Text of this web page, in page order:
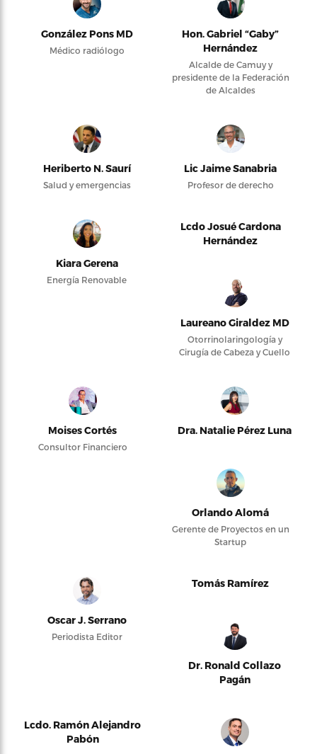
González Pons MD
Médico radiólogo
Hon. Gabriel “Gaby”
Hernández
Alcalde de Camuy y
presidente de la Federación
de Alcaldes
Heriberto N. Saurí
Salud y emergencias
Lic Jaime Sanabria
Profesor de derecho
Kiara Gerena
Energía Renovable
Lcdo Josué Cardona
Hernández
Laureano Giraldez MD
Otorrinolaringología y
Cirugía de Cabeza y Cuello
Moises Cortés
Consultor Financiero
Dra. Natalie Pérez Luna
Orlando Alomá
Gerente de Proyectos en un
Startup
Oscar J. Serrano
Periodista Editor
Tomás Ramírez
Dr. Ronald Collazo
Pagán
Lcdo. Ramón Alejandro
Pabón